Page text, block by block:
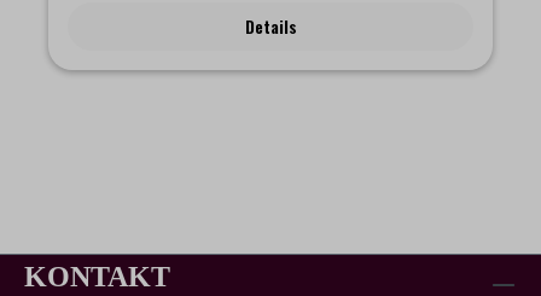
findet. Sowie ein kleiner Magnet, der euch ein Stück Blömboom
Magie dorthin bringt, wo ihr sie gern habt.Das Set beinhaltet:-
Blömboom Refillbeutel "White Hot Chocolate Drops BIO 1kg"
Details
KONTAKT